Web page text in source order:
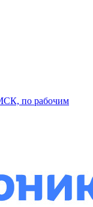
по рабочим